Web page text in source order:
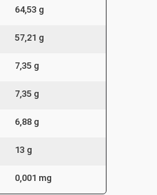
64,53 g
57,21 g
7,35 g
7,35 g
6,88 g
13 g
0,001 mg